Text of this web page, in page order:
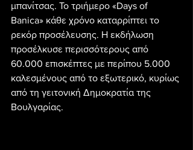
μπανίτσας. Το τριήμερο «Days of
Banica» κάθε χρόνο καταρρίπτει το
ρεκόρ προσέλευσης. Η εκδήλωση
προσέλκυσε περισσότερους από
60.000 επισκέπτες με περίπου 5.000
καλεσμένους από το εξωτερικό, κυρίως
από τη γειτονική Δημοκρατία της
Βουλγαρίας.